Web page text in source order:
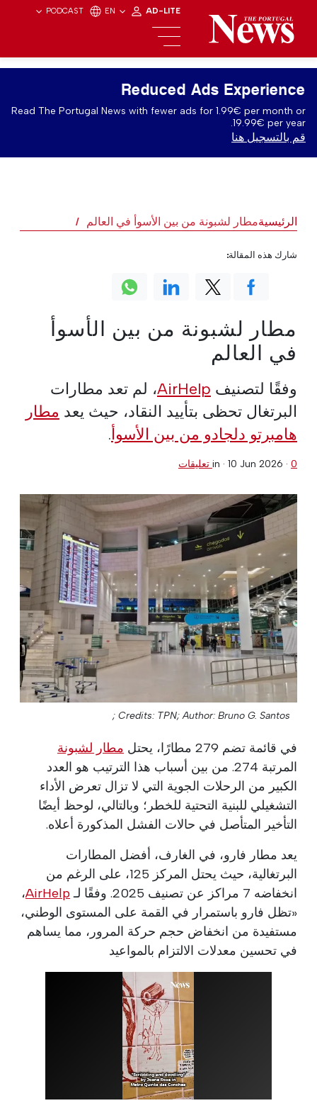
PODCAST EN AD-LITE
Reduced Ads Experience
Read The Portugal News with fewer ads for 1.99€ per month or
19.99€ per year.
قم بالتسجيل هنا
الرئيسيةمطار لشبونة من بين الأسوأ في العالم
مطار لشبونة من بين الأسوأ
في العالم
وفقًا لتصنيف AirHelp، لم تعد مطارات
البرتغال تحظى بتأييد النقاد، حيث يعد مطار
هامبرتو دلجادو من بين الأسوأ.
in · 10 Jun 2026 · 0 تعليقات
Credits: TPN; Author: Bruno G. Santos ;
في قائمة تضم 279 مطارًا، يحتل
مطار لشبونة
المرتبة 274. من بين أسباب هذا الترتيب هو العدد
الكبير من الرحلات الجوية التي لا تزال تعرض الأداء
التشغيلي للبنية التحتية للخطر؛ وبالتالي، لوحظ أيضًا
التأخير المتأصل في حالات الفشل المذكورة أعلاه.
يعد مطار فارو، في الغارف، أفضل المطارات
البرتغالية، حيث يحتل المركز 125، على الرغم من
انخفاضه 7 مراكز عن تصنيف 2025. وفقًا لـ
AirHelp،
«تظل فارو باستمرار في القمة على المستوى الوطني،
مستفيدة من انخفاض حجم حركة المرور، مما يساهم
في تحسين معدلات الالتزام بالمواعيد
شارك هذه المقالة: